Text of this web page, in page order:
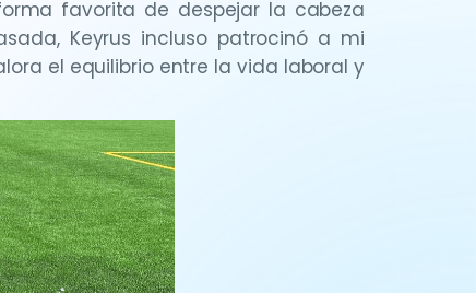
favorita de despejar la cabeza
Keyrus incluso patrocinó a mi
el equilibrio entre la vida laboral y